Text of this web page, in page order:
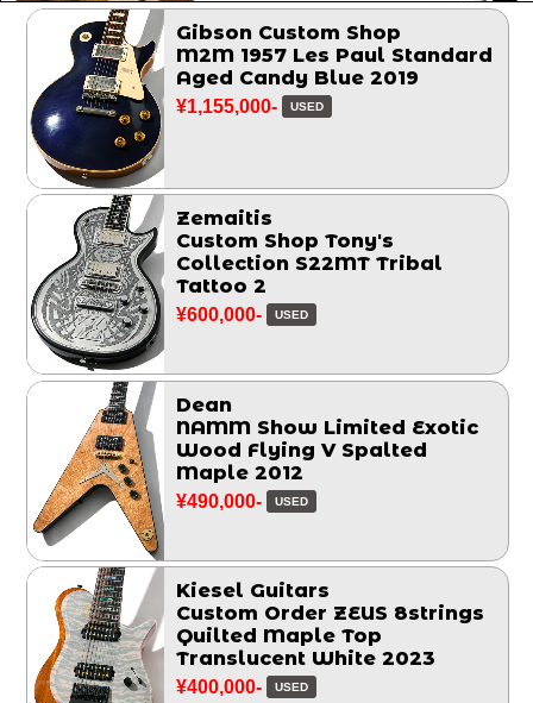
Gibson Custom Shop
M2M 1957 Les Paul Standard
Aged Candy Blue 2019
¥1,155,000- USED
Zemaitis
Custom Shop Tony's
Collection S22MT Tribal
Tattoo 2
¥600,000- USED
Dean
NAMM Show Limited Exotic
Wood Flying V Spalted
Maple 2012
¥490,000- USED
Kiesel Guitars
Custom Order ZEUS 8strings
Quilted Maple Top
Translucent White 2023
¥400,000- USED